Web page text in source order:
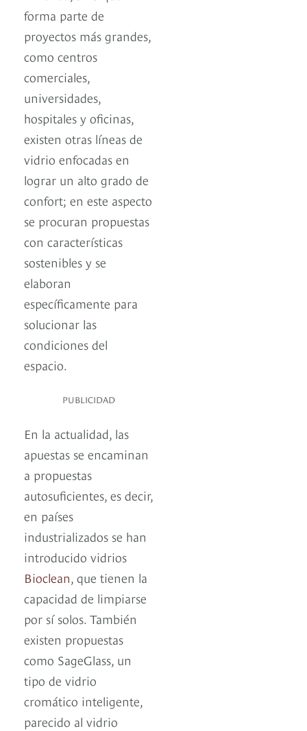
forma parte de
proyectos más grandes,
como centros
comerciales,
universidades,
hospitales y oficinas,
existen otras líneas de
vidrio enfocadas en
lograr un alto grado de
confort; en este aspecto
se procuran propuestas
con características
sostenibles y se
elaboran
específicamente para
solucionar las
condiciones del
espacio.
PUBLICIDAD
En la actualidad, las
apuestas se encaminan
a propuestas
autosuficientes, es decir,
en países
industrializados se han
introducido vidrios
Bioclean, que tienen la
capacidad de limpiarse
por sí solos. También
existen propuestas
como SageGlass, un
tipo de vidrio
cromático inteligente,
parecido al vidrio